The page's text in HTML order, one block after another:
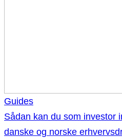
Guides
Sådan kan du som investor
danske og norske